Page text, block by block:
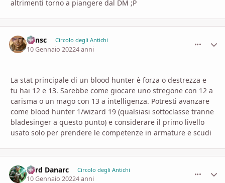
altrimenti torno a piangere dal DM ;P
Minsc Circolo degli Antichi
10 Gennaio 20224 anni
La stat principale di un blood hunter è forza o destrezza e
tu hai 12 e 13. Sarebbe come giocare uno stregone con 12 a
carisma o un mago con 13 a intelligenza. Potresti avanzare
come blood hunter 1/wizard 19 (qualsiasi sottoclasse tranne
bladesinger a questo punto) e considerare il primo livello
usato solo per prendere le competenze in armature e scudi
Lord Danarc Circolo degli Antichi
10 Gennaio 20224 anni